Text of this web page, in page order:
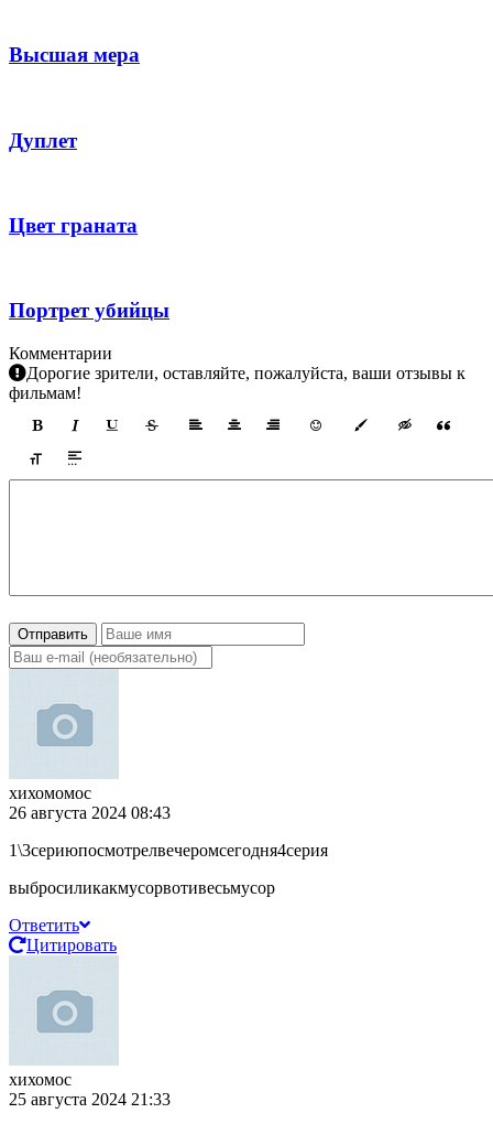
Высшая мера
Дуплет
Цвет граната
Портрет убийцы
Комментарии
Дорогие зрители, оставляйте, пожалуйста, ваши отзывы к
фильмам!
Отправить
хихомомос
26 августа 2024 08:43
1\3сериюпосмотрелвечеромсегодня4серия
выбросиликакмусорвотивесьмусор
Ответить
Цитировать
хихомос
25 августа 2024 21:33